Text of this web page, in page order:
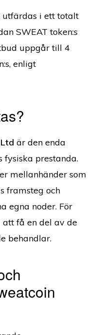
utfärdas i ett totalt
SWEAT token:s
uppgår till 4
enligt
är den enda
fysiska prestanda.
mellanhänder som
framsteg och
egna noder. För
få en del av de
behandlar.